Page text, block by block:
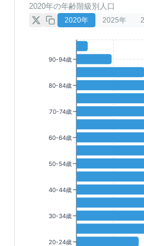
2020年の年齢階級別人口
2020年 2025年
90-94歳
80-84歳
70-74歳
60-64歳
50-54歳
40-44歳
30-34歳
20-24歳